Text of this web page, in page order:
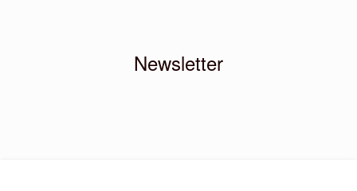
Newsletter